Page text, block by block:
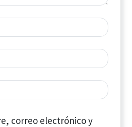
correo electrónico y